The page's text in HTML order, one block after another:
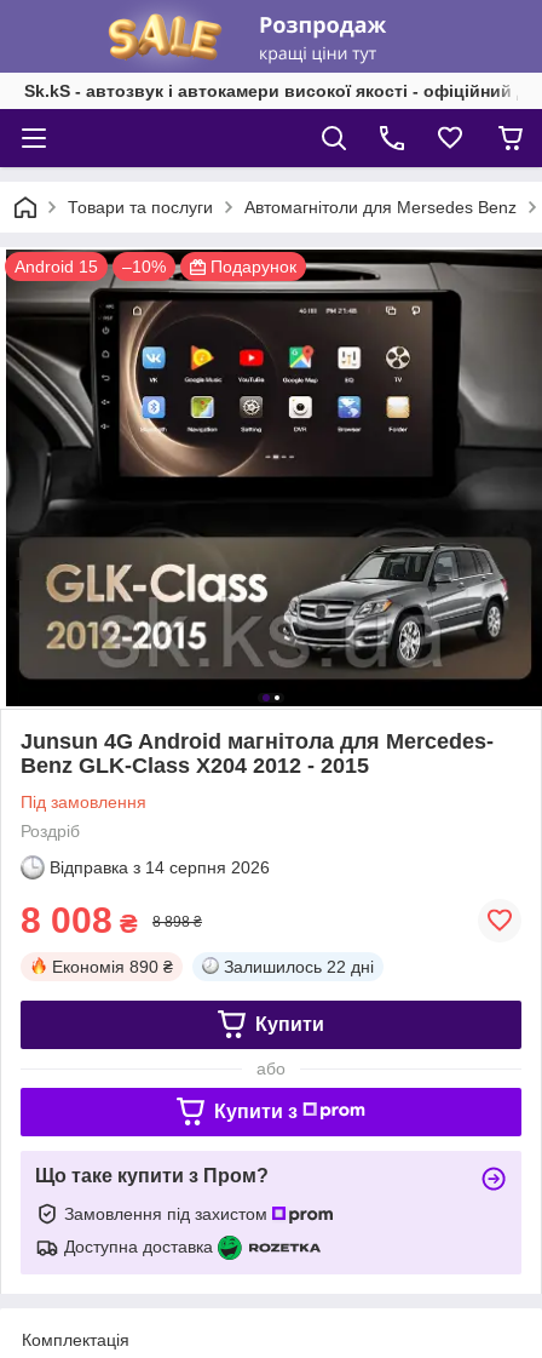
Sk.kS - автозвук і автокамери високої якості - офіційний
Товари та послуги Автомагнітоли для Mersedes Benz
Android 15 –10% Подарунок
Junsun 4G Android магнітола для Mercedes-
Benz GLK-Class X204 2012 - 2015
Під замовлення
Роздріб
Відправка з 14 серпня 2026
8 008 ₴ 8 898 ₴
Економія 890 ₴ Залишилось 22 дні
Купити
або
Купити з
Що таке купити з Пром?
Замовлення під захистом
Доступна доставка
Комплектація